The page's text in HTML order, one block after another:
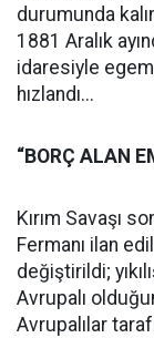
durumunda
1881 Aralık
idaresiyle
hızlandı...
“BORÇ ALAN
Kırım Savaşı
Fermanı ilan
değiştirildi;
Avrupalı
Avrupalılar